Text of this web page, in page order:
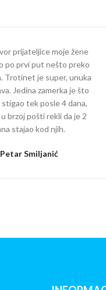
prijateljice moje žene
po prvi put nešto preko
Trotinet je super, unuka
Jedina zamerka je što
tek posle 4 dana,
u brzoj pošti rekli da je 2
stajao kod njih.
Petar Smiljanić